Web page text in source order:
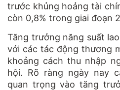
trước khủng hoảng tài
còn 0,8% trong giai đoạn
Tăng trưởng năng suất
với các tác động thương
khoảng cách thu nhập
hội. Rõ ràng ngày nay
quan trọng vào tăng